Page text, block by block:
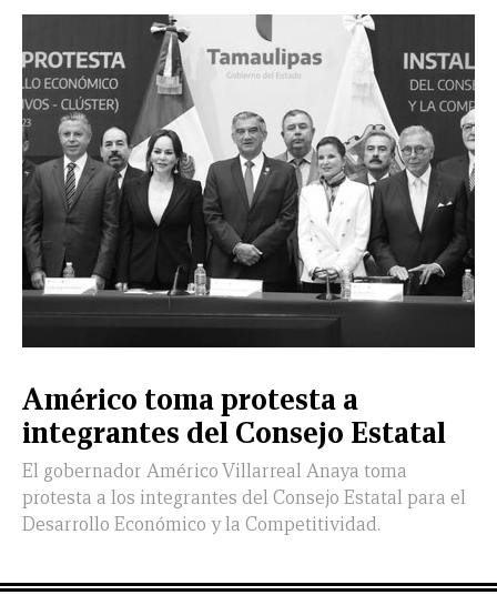
Américo toma protesta a
integrantes del Consejo Estatal
El gobernador Américo Villarreal Anaya toma
protesta a los integrantes del Consejo Estatal para el
Desarrollo Económico y la Competitividad.